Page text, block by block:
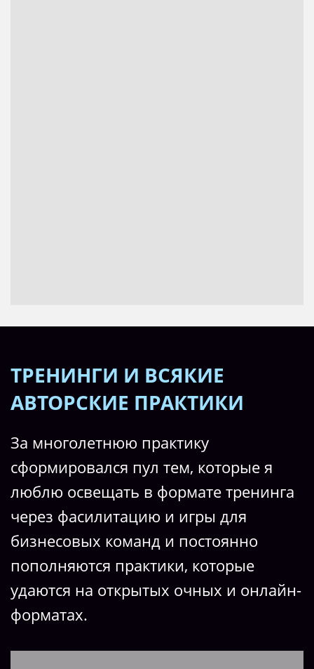
ТРЕНИНГИ И ВСЯКИЕ
АВТОРСКИЕ ПРАКТИКИ
За многолетнюю практику
сформировался пул тем, которые я
люблю освещать в формате тренинга
через фасилитацию и игры для
бизнесовых команд и постоянно
пополняются практики, которые
удаются на открытых очных и онлайн-
форматах.